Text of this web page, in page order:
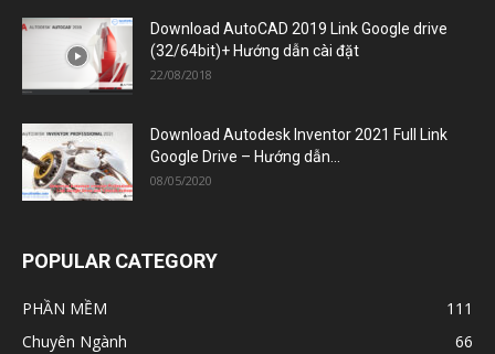
Download AutoCAD 2019 Link Google drive
(32/64bit)+ Hướng dẫn cài đặt
22/08/2018
Download Autodesk Inventor 2021 Full Link
Google Drive – Hướng dẫn...
08/05/2020
POPULAR CATEGORY
PHẦN MỀM
111
Chuyên Ngành
66